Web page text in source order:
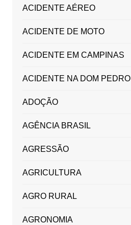
ACIDENTE AÉREO
ACIDENTE DE MOTO
ACIDENTE EM CAMPINAS
ACIDENTE NA DOM PEDRO
ADOÇÃO
AGÊNCIA BRASIL
AGRESSÃO
AGRICULTURA
AGRO RURAL
AGRONOMIA